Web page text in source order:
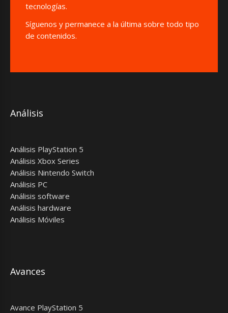
tecnologías.
Síguenos y permanece a la última sobre todo tipo
de contenidos.
Análisis
Análisis PlayStation 5
Análisis Xbox Series
Análisis Nintendo Switch
Análisis PC
Análisis software
Análisis hardware
Análisis Móviles
Avances
Avance PlayStation 5